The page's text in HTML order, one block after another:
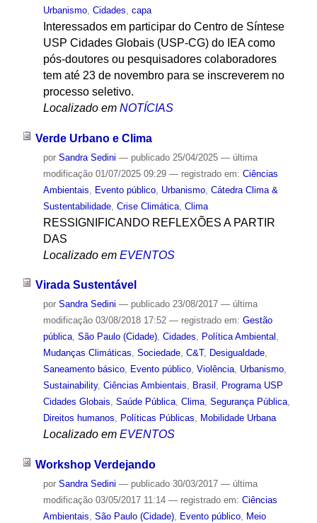
Urbanismo, Cidades capa
Interessados em participar do Centro de Síntese
USP Cidades Globais (USP-CG) do IEA como
pós-doutores ou pesquisadores colaboradores
tem até 23 de novembro para se inscreverem no
processo seletivo.
Localizado em NOTÍCIAS
Verde Urbano e Clima
por Sandra Sedini — publicado25/04/2025 — última
modificação01/07/2025 09:29 — registrado em: Ciências
Ambientais
Evento público, Urbanismo, Cátedra Clima &
Sustentabilidade, Crise Climática, Clima
RESSIGNIFICANDO REFLEXÕES A PARTIR
DAS
Localizado em EVENTOS
Virada Sustentável
por Sandra Sedini — publicado23/08/2017 — última
modificação03/08/2018 17:52 — registrado em: Gestão
pública, São Paulo (Cidade), Cidades, Política Ambiental ,
Mudanças Climáticas, Sociedade, C&T, Desigualdade,
Saneamento básico, Evento público, Violência, Urbanismo,
Sustainability, Ciências Ambientais, Brasil , Programa USP
Cidades Globais, Saúde Pública, Clima, Segurança Pública,
Direitos humanos, Políticas Públicas, Mobilidade Urbana
Localizado em EVENTOS
Workshop Verdejando
por Sandra Sedini — publicado30/03/2017 — última
modificação03/05/2017 11:14 — registrado em: Ciências
Ambientais, São Paulo (Cidade), Evento público, Meio